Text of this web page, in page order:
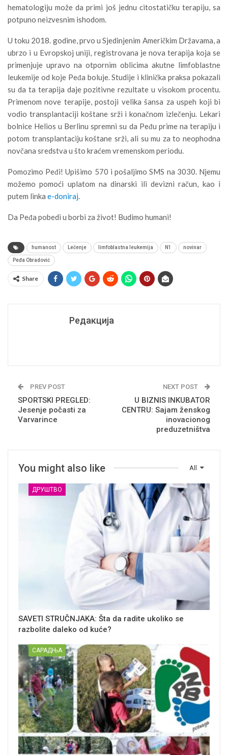
hematologiju može da primi još jednu citostatičku terapiju, sa
potpuno neizvesnim ishodom.
U toku 2018. godine, prvo u Sjedinjenim Američkim Državama, a
ubrzo i u Evropskoj uniji, registrovana je nova terapija koja se
primenjuje upravo na otpornim oblicima akutne limfoblastne
leukemije od koje Peđa boluje. Studije i klinička praksa pokazali
su da ta terapija daje pozitivne rezultate u visokom procentu.
Primenom nove terapije, postoji velika šansa za uspeh koji bi
vodio transplantaciji koštane srži i konačnom izlečenju. Lekari
bolnice Helios u Berlinu spremni su da Peđu prime na terapiju i
potom transplantaciju koštane srži, ali su mu za to neophodna
novčana sredstva u što kraćem vremenskom periodu.
Pomozimo Peđi! Upišimo 570 i pošaljimo SMS na 3030. Njemu
možemo pomoći uplatom na dinarski ili devizni račun, kao i
putem linka e-doniraj.
Da Peđa pobedi u borbi za život! Budimo humani!
humanost Lečenje limfoblastna leukemija N1 novinar
Peđa Obradović
Share
Редакција
PREV POST
SPORTSKI PREGLED:
Jesenje počasti za
Varvarince
NEXT POST
U BIZNIS INKUBATOR
CENTRU: Sajam ženskog
inovacionog
preduzetništva
All
You might also like
ДРУШТВО
SAVETI STRUČNJAKA: Šta da radite ukoliko se
razbolite daleko od kuće?
САРАДЊА